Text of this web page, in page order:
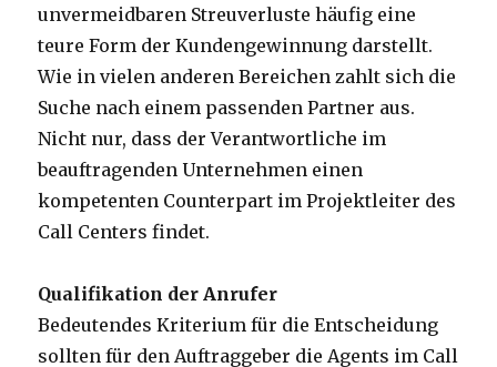
unvermeidbaren Streuverluste häufig eine
teure Form der Kundengewinnung darstellt.
Wie in vielen anderen Bereichen zahlt sich die
Suche nach einem passenden Partner aus.
Nicht nur, dass der Verantwortliche im
beauftragenden Unternehmen einen
kompetenten Counterpart im Projektleiter des
Call Centers findet.
Qualifikation der Anrufer
Bedeutendes Kriterium für die Entscheidung
sollten für den Auftraggeber die Agents im Call